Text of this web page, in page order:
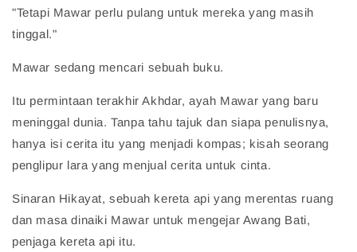
"Tetapi Mawar perlu pulang untuk mereka yang masih
tinggal."
Mawar sedang mencari sebuah buku.
Itu permintaan terakhir Akhdar, ayah Mawar yang baru
meninggal dunia. Tanpa tahu tajuk dan siapa penulisnya,
hanya isi cerita itu yang menjadi kompas; kisah seorang
penglipur lara yang menjual cerita untuk cinta.
Sinaran Hikayat, sebuah kereta api yang merentas ruang
dan masa dinaiki Mawar untuk mengejar Awang Bati,
penjaga kereta api itu.